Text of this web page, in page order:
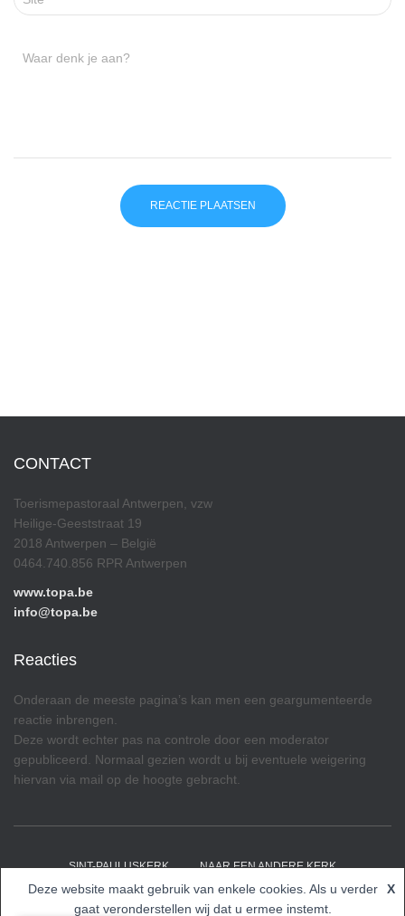
Waar denk je aan?
CONTACT
Toerismepastoraal Antwerpen, vzw
Heilige-Geeststraat 19
2018 Antwerpen – België
0464.740.856 RPR Antwerpen
www.topa.be
info@topa.be
Reacties
Onderaan de meeste pagina’s kan men een geargumenteerde
reactie inbrengen.
Deze wordt echter pas na controle door een moderator
gepubliceerd. Normaal gezien wordt u bij eventuele weigering
hiervan via mail op de hoogte gebracht.
SINT-PAULUSKERK NAAR EEN ANDERE KERK
Hestia | Ontwikkeld door ThemeIsle
Deze website maakt gebruik van enkele cookies. Als u verder
gaat veronderstellen wij dat u ermee instemt.
X